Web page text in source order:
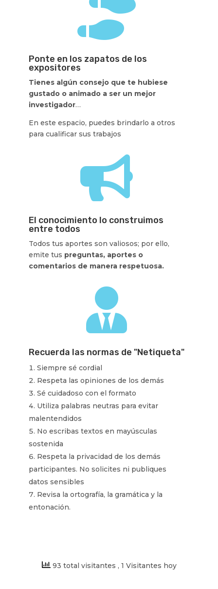

Ponte en los zapatos de los
expositores
Tienes algún consejo que te hubiese
gustado o animado a ser un mejor
investigador…
En este espacio, puedes brindarlo a otros
para cualificar sus trabajos

El conocimiento lo construimos
entre todos
Todos tus aportes son valiosos; por ello,
emite tus preguntas, aportes o
comentarios de manera respetuosa.

Recuerda las normas de "Netiqueta"
Siempre sé cordial
Respeta las opiniones de los demás
Sé cuidadoso con el formato
Utiliza palabras neutras para evitar
malentendidos
No escribas textos en mayúsculas
sostenida
Respeta la privacidad de los demás
participantes. No solicites ni publiques
datos sensibles
Revisa la ortografía, la gramática y la
entonación.
93 total visitantes , 1 Visitantes hoy